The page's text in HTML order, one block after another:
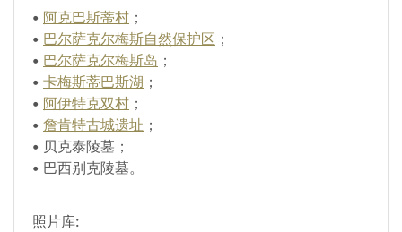
• 阿克巴斯蒂村 ；
• 巴尔萨克尔梅斯自然保护区 ；
• 巴尔萨克尔梅斯岛 ；
• 卡梅斯蒂巴斯湖 ；
• 阿伊特克双村 ；
• 詹肯特古城遗址 ；
• 贝克泰陵墓；
• 巴西别克陵墓。
照片库: